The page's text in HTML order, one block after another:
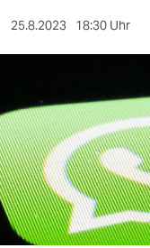
nord
verlag
verlag
veranstaltungen
shop
25.8.2023 18:30 Uhr